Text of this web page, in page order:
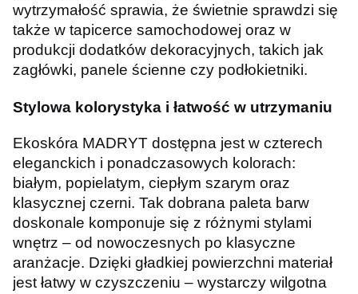
wytrzymałość sprawia, że świetnie sprawdzi się
także w tapicerce samochodowej oraz w
produkcji dodatków dekoracyjnych, takich jak
zagłówki, panele ścienne czy podłokietniki.
Stylowa kolorystyka i łatwość w utrzymaniu
Ekoskóra MADRYT dostępna jest w czterech
eleganckich i ponadczasowych kolorach:
białym, popielatym, ciepłym szarym oraz
klasycznej czerni. Tak dobrana paleta barw
doskonale komponuje się z różnymi stylami
wnętrz – od nowoczesnych po klasyczne
aranżacje. Dzięki gładkiej powierzchni materiał
jest łatwy w czyszczeniu – wystarczy wilgotna